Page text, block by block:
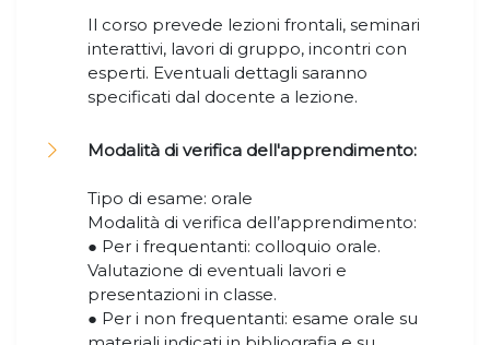
Il corso prevede lezioni frontali, seminari
interattivi, lavori di gruppo, incontri con
esperti. Eventuali dettagli saranno
specificati dal docente a lezione.
Modalità di verifica dell'apprendimento:
Tipo di esame: orale
Modalità di verifica dell’apprendimento:
● Per i frequentanti: colloquio orale.
Valutazione di eventuali lavori e
presentazioni in classe.
● Per i non frequentanti: esame orale su